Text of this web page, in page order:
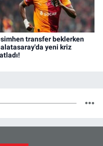
transfer beklerken
yeni kriz